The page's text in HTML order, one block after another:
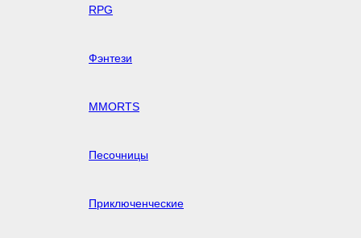
RPG
Фэнтези
MMORTS
Песочницы
Приключенческие